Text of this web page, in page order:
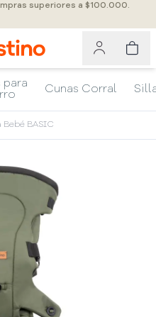
superiores a $100.000.
para
Cunas Corral
BASIC